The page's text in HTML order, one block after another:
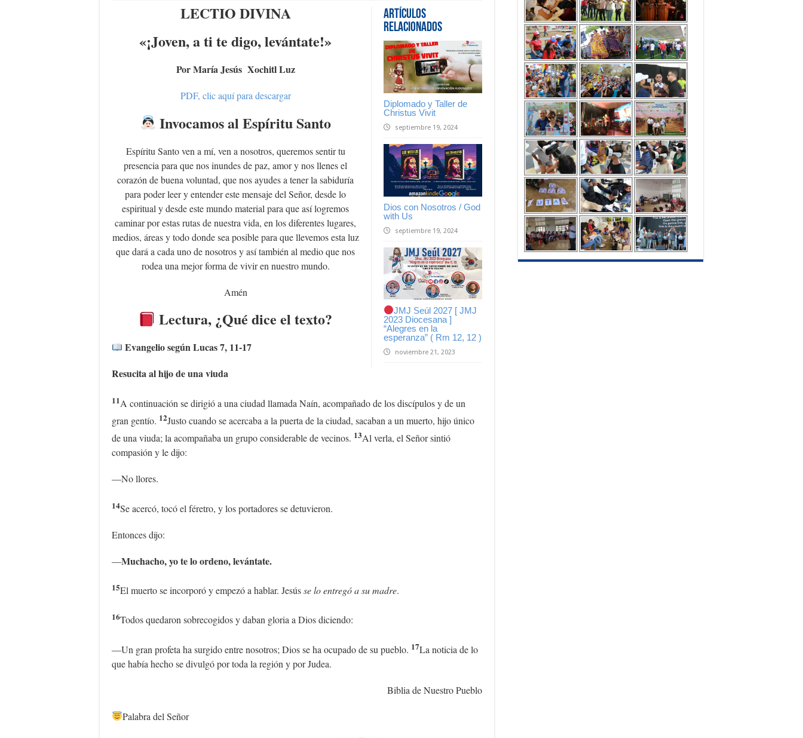
Artículos
Relacionados
Diplomado y Taller de
Christus Vivit
septiembre 19, 2024
Dios con Nosotros / God
with Us
septiembre 19, 2024
JMJ Seúl 2027 [ JMJ
2023 Diocesana ]
“Alegres en la
esperanza” ( Rm 12, 12 )
noviembre 21, 2023
LECTIO DIVINA
«¡Joven, a ti te digo, levántate!»
Por María Jesús Xochitl Luz
PDF, clic aquí para descargar
Invocamos al Espíritu Santo
Espíritu Santo ven a mí, ven a nosotros, queremos sentir tu
presencia para que nos inundes de paz, amor y nos llenes el
corazón de buena voluntad, que nos ayudes a tener la sabiduría
para poder leer y entender este mensaje del Señor, desde lo
espiritual y desde este mundo material para que así logremos
caminar por estas rutas de nuestra vida, en los diferentes lugares,
medios, áreas y todo donde sea posible para que llevemos esta luz
que dará a cada uno de nosotros y así también al medio que nos
rodea una mejor forma de vivir en nuestro mundo.
Amén
Lectura, ¿Qué dice el texto?
Evangelio según Lucas 7, 11-17
Resucita al hijo de una viuda
11A continuación se dirigió a una ciudad llamada Naín, acompañado de los discípulos y de un
gran gentío. 12Justo cuando se acercaba a la puerta de la ciudad, sacaban a un muerto, hijo único
de una viuda; la acompañaba un grupo considerable de vecinos. 13Al verla, el Señor sintió
compasión y le dijo:
—No llores.
14Se acercó, tocó el féretro, y los portadores se detuvieron.
Entonces dijo:
—Muchacho, yo te lo ordeno, levántate.
15El muerto se incorporó y empezó a hablar. Jesússe lo entregó a su madre.
16Todos quedaron sobrecogidos y daban gloria a Dios diciendo:
—Un gran profeta ha surgido entre nosotros; Dios se ha ocupado de su pueblo. 17La noticia de lo
que había hecho se divulgó por toda la región y por Judea.
Biblia de Nuestro Pueblo
Palabra del Señor